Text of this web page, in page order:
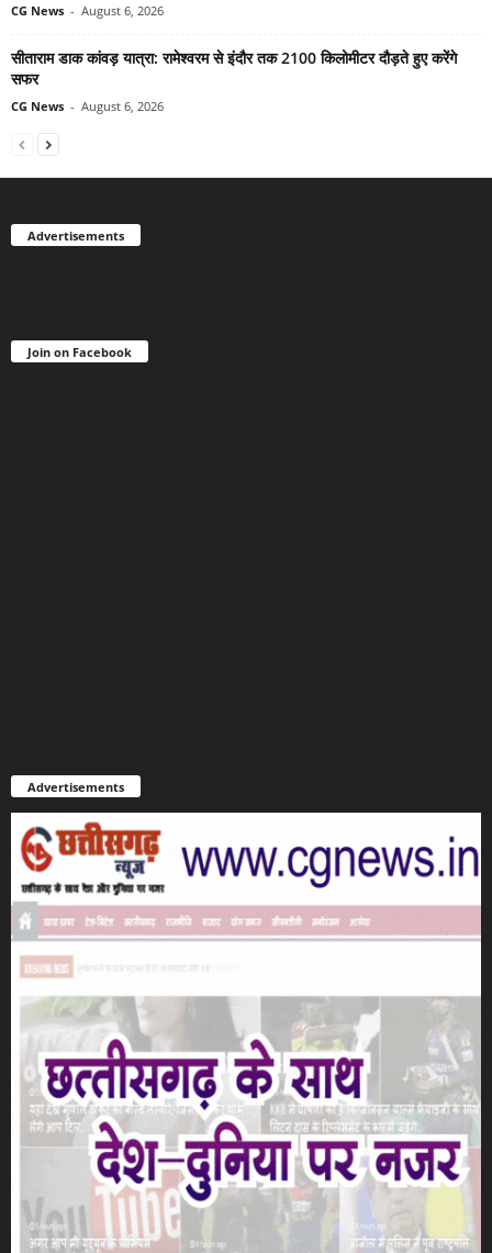
CG News - August 6, 2026
सीताराम डाक कांवड़ यात्रा: रामेश्वरम से इंदौर तक 2100 किलोमीटर दौड़ते हुए करेंगे
सफर
CG News - August 6, 2026
Advertisements
Join on Facebook
Advertisements